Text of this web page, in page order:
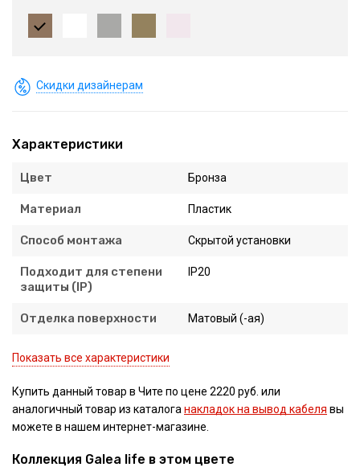
Скидки дизайнерам
Характеристики
Цвет Бронза
Материал Пластик
Способ монтажа Скрытой установки
Подходит для степени
защиты (IP)
IP20
Отделка поверхности Матовый (-ая)
Показать все характеристики
Купить данный товар в Чите по цене 2220 руб. или
аналогичный товар из каталоганакладок на вывод кабеля вы
можете в нашем интернет-магазине.
Коллекция Galea life в этом цвете